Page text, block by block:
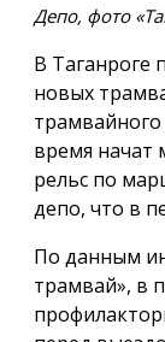
Депо, фото
В Таганроге
новых
трамвайного
время
рельс по
депо, что в
По данным
трамвай», в